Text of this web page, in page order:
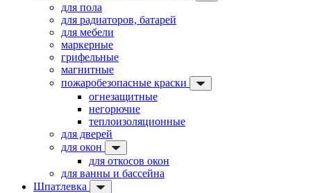
для пола
для радиаторов, батарей
для мебели
маркерные
грифельные
магнитные
пожаробезопасные краски
огнезащитные
негорючие
теплоизоляционные
для дверей
для окон
для откосов окон
для ванны и бассейна
Шпатлевка